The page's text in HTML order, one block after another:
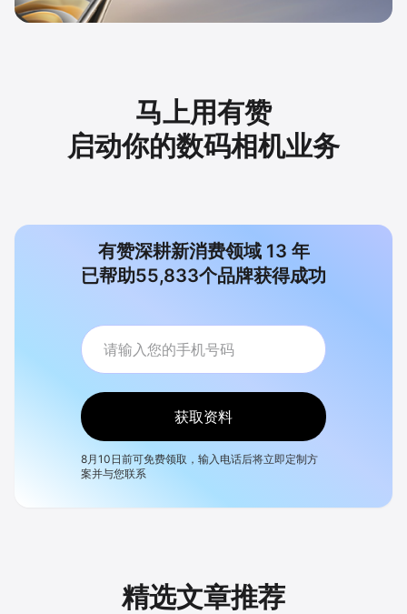
马上用有赞
启动你的数码相机业务
有赞深耕新消费领域 13 年
已帮助55,833个品牌获得成功
获取资料
8月10日前可免费领取，输入电话后将立即定制方
案并与您联系
精选文章推荐